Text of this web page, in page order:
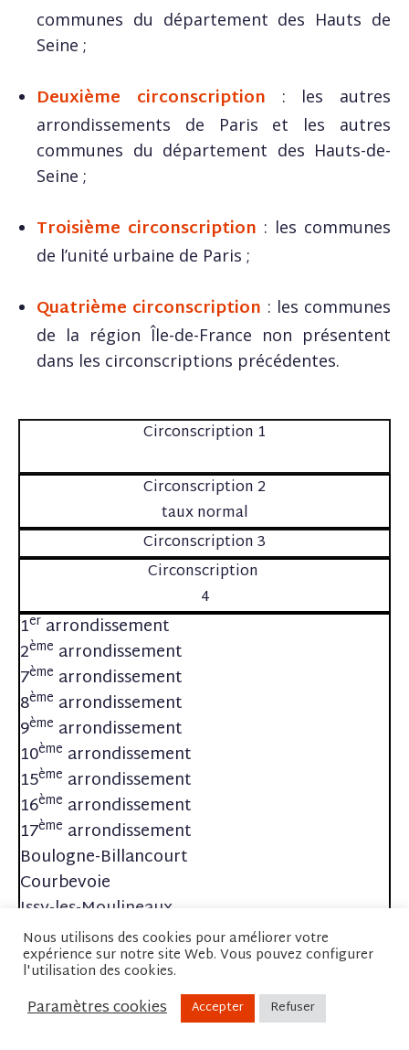
communes du département des Hauts de
Seine ;
Deuxième circonscription : les autres
arrondissements de Paris et les autres
communes du département des Hauts-de-
Seine ;
Troisième circonscription : les communes
de l’unité urbaine de Paris ;
Quatrième circonscription : les communes
de la région Île-de-France non présentent
dans les circonscriptions précédentes.
Circonscription 1
Circonscription 2
taux normal
Circonscription 3
Circonscription
4
1er arrondissement
2ème arrondissement
7ème arrondissement
8ème arrondissement
9ème arrondissement
10ème arrondissement
15ème arrondissement
16ème arrondissement
17ème arrondissement
Boulogne-Billancourt
Courbevoie
Issy-les-Moulineaux
Levallois-Perret
Neuilly sur Seine
Puteaux
3èmearrondissement
Nous utilisons des cookies pour améliorer votre
expérience sur notre site Web. Vous pouvez configurer
l'utilisation des cookies.
Paramètres cookies Accepter Refuser